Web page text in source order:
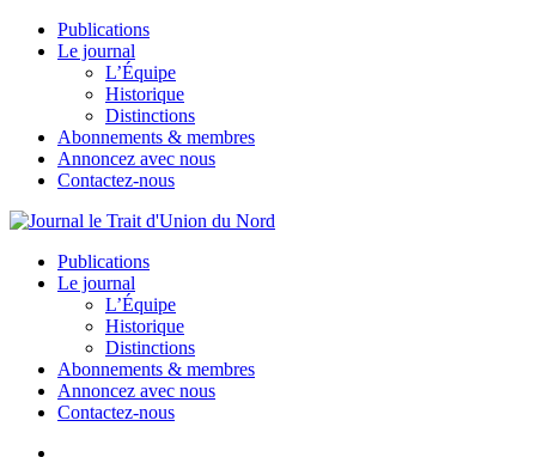
Publications
Le journal
L’Équipe
Historique
Distinctions
Abonnements & membres
Annoncez avec nous
Contactez-nous
Publications
Le journal
L’Équipe
Historique
Distinctions
Abonnements & membres
Annoncez avec nous
Contactez-nous